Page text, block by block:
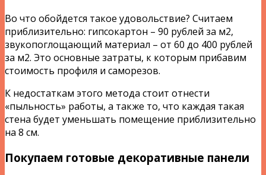
Во что обойдется такое удовольствие? Считаем
приблизительно: гипсокартон – 90 рублей за м2,
звукопоглощающий материал – от 60 до 400 рублей
за м2. Это основные затраты, к которым прибавим
стоимость профиля и саморезов.
К недостаткам этого метода стоит отнести
«пыльность» работы, а также то, что каждая такая
стена будет уменьшать помещение приблизительно
на 8 см.
Покупаем готовые декоративные панели